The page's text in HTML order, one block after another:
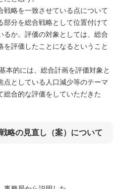
略を一致させている点について
部分を総合戦略として位置付けて
るか。評価の対象としては、総合
を評価したことになるということ
的には、総合計画を評価対象と
点としている人口減少等のテーマ
総合的な評価をしていただきた
略の見直し（案）について